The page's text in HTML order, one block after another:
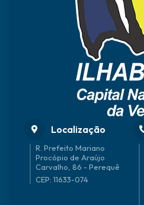
Localização
R. Prefeito Mariano
Procópio de Araújo
Carvalho, 86 - Perequê
CEP: 11633-074